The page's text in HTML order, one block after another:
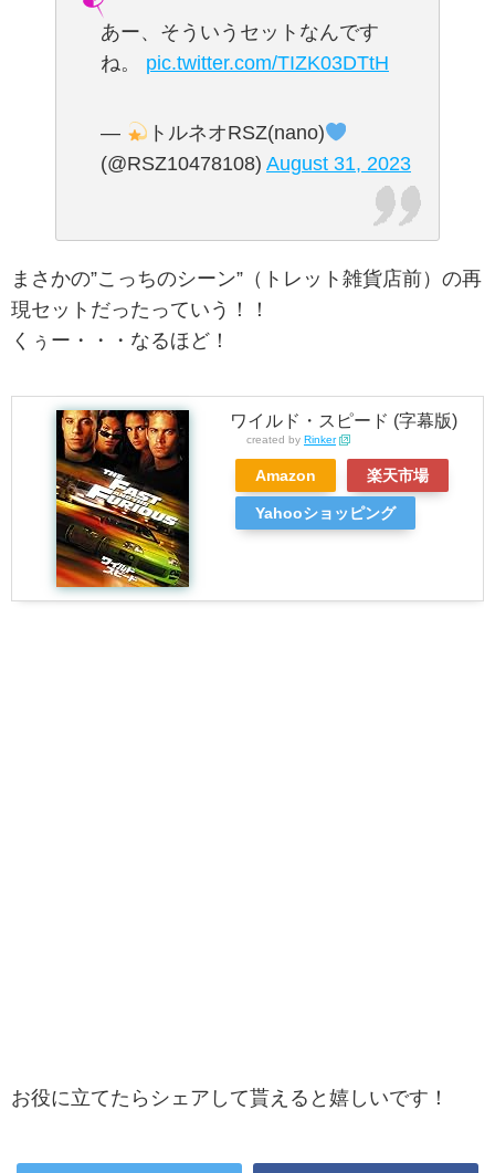
あー、そういうセットなんです
ね。 pic.twitter.com/TIZK03DTtH
—
トルネオRSZ(nano)
(@RSZ10478108) August 31, 2023
まさかの”こっちのシーン”（トレット雑貨店前）の再
現セットだったっていう！！
くぅー・・・なるほど！
ワイルド・スピード (字幕版)
created by Rinker
Amazon 楽天市場
Yahooショッピング
お役に立てたらシェアして貰えると嬉しいです！